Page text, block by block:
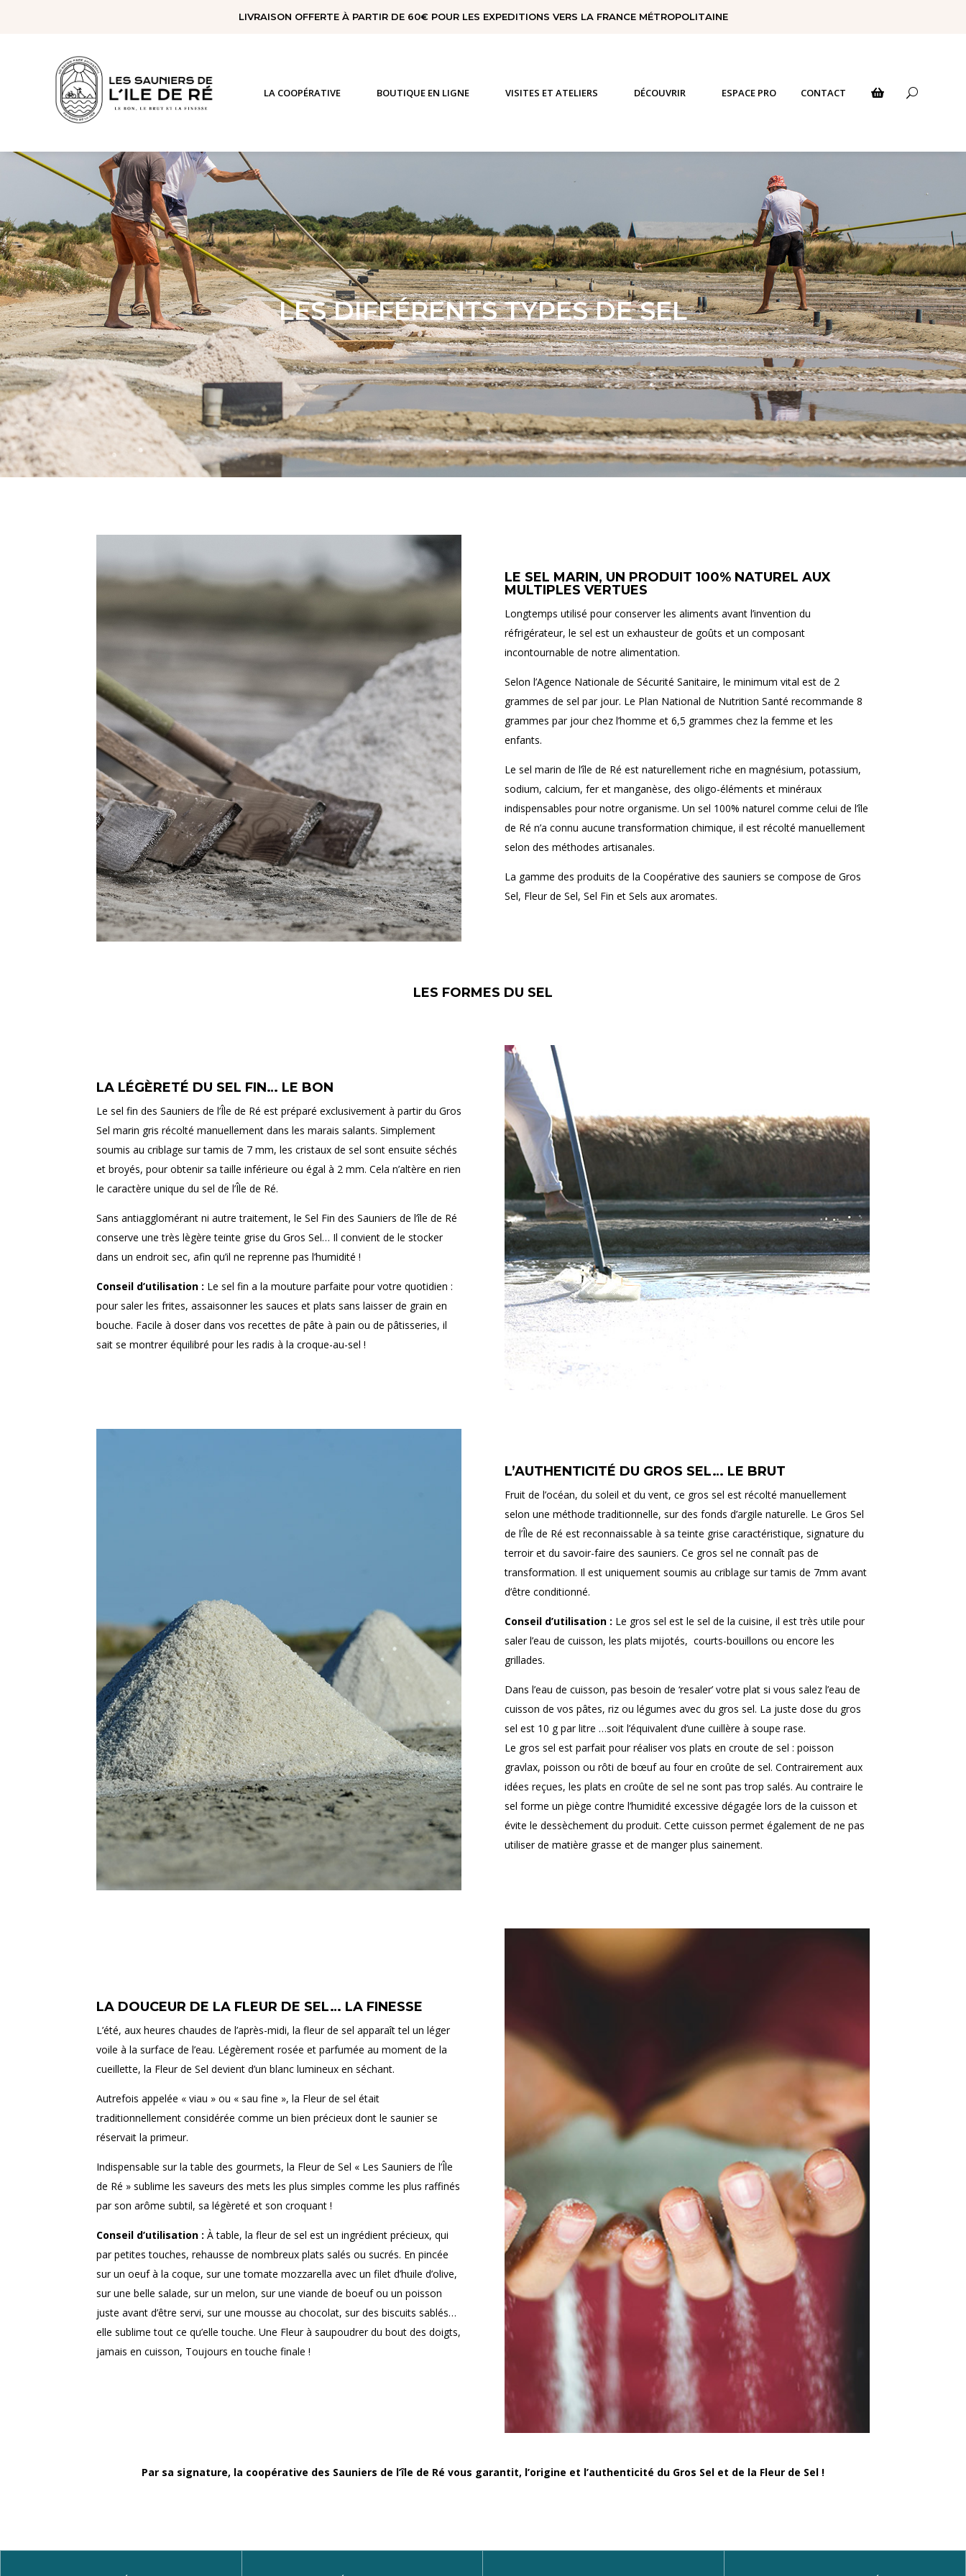
LIVRAISON OFFERTE À PARTIR DE 60€ POUR LES EXPEDITIONS VERS LA FRANCE MÉTROPOLITAINE
LA COOPÉRATIVE BOUTIQUE EN LIGNE VISITES ET ATELIERS DÉCOUVRIR ESPACE PRO CONTACT  U
LES DIFFÉRENTS TYPES DE SEL
LE SEL MARIN, UN PRODUIT 100% NATUREL AUX
MULTIPLES VERTUES
Longtemps utilisé pour conserver les aliments avant l’invention du
réfrigérateur, le sel est un exhausteur de goûts et un composant
incontournable de notre alimentation.
Selon l’Agence Nationale de Sécurité Sanitaire, le minimum vital est de 2
grammes de sel par jour. Le Plan National de Nutrition Santé recommande 8
grammes par jour chez l’homme et 6,5 grammes chez la femme et les
enfants.
Le sel marin de l’île de Ré est naturellement riche en magnésium, potassium,
sodium, calcium, fer et manganèse, des oligo-éléments et minéraux
indispensables pour notre organisme. Un sel 100% naturel comme celui de l’île
de Ré n’a connu aucune transformation chimique, il est récolté manuellement
selon des méthodes artisanales.
La gamme des produits de la Coopérative des sauniers se compose de Gros
Sel, Fleur de Sel, Sel Fin et Sels aux aromates.
LES FORMES DU SEL
LA LÉGÈRETÉ DU SEL FIN… LE BON
Le sel fin des Sauniers de l’Île de Ré est préparé exclusivement à partir du Gros
Sel marin gris récolté manuellement dans les marais salants. Simplement
soumis au criblage sur tamis de 7 mm, les cristaux de sel sont ensuite séchés
et broyés, pour obtenir sa taille inférieure ou égal à 2 mm. Cela n’altère en rien
le caractère unique du sel de l’Île de Ré.
Sans antiagglomérant ni autre traitement, le Sel Fin des Sauniers de l’île de Ré
conserve une très lègère teinte grise du Gros Sel… Il convient de le stocker
dans un endroit sec, afin qu’il ne reprenne pas l’humidité !
Conseil d’utilisation : Le sel fin a la mouture parfaite pour votre quotidien :
pour saler les frites, assaisonner les sauces et plats sans laisser de grain en
bouche. Facile à doser dans vos recettes de pâte à pain ou de pâtisseries, il
sait se montrer équilibré pour les radis à la croque-au-sel !
L’AUTHENTICITÉ DU GROS SEL… LE BRUT
Fruit de l’océan, du soleil et du vent, ce gros sel est récolté manuellement
selon une méthode traditionnelle, sur des fonds d’argile naturelle. Le Gros Sel
de l’Île de Ré est reconnaissable à sa teinte grise caractéristique, signature du
terroir et du savoir-faire des sauniers. Ce gros sel ne connaît pas de
transformation. Il est uniquement soumis au criblage sur tamis de 7mm avant
d’être conditionné.
Conseil d’utilisation : Le gros sel est le sel de la cuisine, il est très utile pour
saler l’eau de cuisson, les plats mijotés, courts-bouillons ou encore les
grillades.
Dans l’eau de cuisson, pas besoin de ‘resaler’ votre plat si vous salez l’eau de
cuisson de vos pâtes, riz ou légumes avec du gros sel. La juste dose du gros
sel est 10 g par litre …soit l’équivalent d’une cuillère à soupe rase.
Le gros sel est parfait pour réaliser vos plats en croute de sel : poisson
gravlax, poisson ou rôti de bœuf au four en croûte de sel. Contrairement aux
idées reçues, les plats en croûte de sel ne sont pas trop salés. Au contraire le
sel forme un piège contre l’humidité excessive dégagée lors de la cuisson et
évite le dessèchement du produit. Cette cuisson permet également de ne pas
utiliser de matière grasse et de manger plus sainement.
LA DOUCEUR DE LA FLEUR DE SEL… LA FINESSE
L’été, aux heures chaudes de l’après-midi, la fleur de sel apparaît tel un léger
voile à la surface de l’eau. Légèrement rosée et parfumée au moment de la
cueillette, la Fleur de Sel devient d’un blanc lumineux en séchant.
Autrefois appelée « viau » ou « sau fine », la Fleur de sel était
traditionnellement considérée comme un bien précieux dont le saunier se
réservait la primeur.
Indispensable sur la table des gourmets, la Fleur de Sel « Les Sauniers de l’Île
de Ré » sublime les saveurs des mets les plus simples comme les plus raffinés
par son arôme subtil, sa légèreté et son croquant !
Conseil d’utilisation : À table, la fleur de sel est un ingrédient précieux, qui
par petites touches, rehausse de nombreux plats salés ou sucrés. En pincée
sur un oeuf à la coque, sur une tomate mozzarella avec un filet d’huile d’olive,
sur une belle salade, sur un melon, sur une viande de boeuf ou un poisson
juste avant d’être servi, sur une mousse au chocolat, sur des biscuits sablés…
elle sublime tout ce qu’elle touche. Une Fleur à saupoudrer du bout des doigts,
jamais en cuisson, Toujours en touche finale !
Par sa signature, la coopérative des Sauniers de l’île de Ré vous garantit, l’origine et l’authenticité du Gros Sel et de la Fleur de Sel !